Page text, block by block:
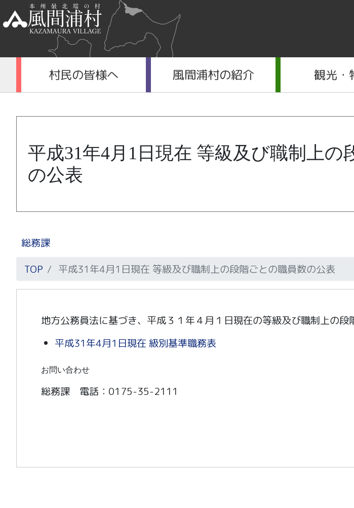
村民の皆様へ 風間浦村の紹介 観光・
平成31年4月1日現在 等級及び職制上の
の公表
総務課
TOP
平成31年4月1日現在 等級及び職制上の段階ごとの職員数の公表
地方公務員法に基づき、平成３１年４月１日現在の等級及び職制上の段
平成31年4月1日現在 級別基準職務表
お問い合わせ
総務課 電話：0175-35-2111